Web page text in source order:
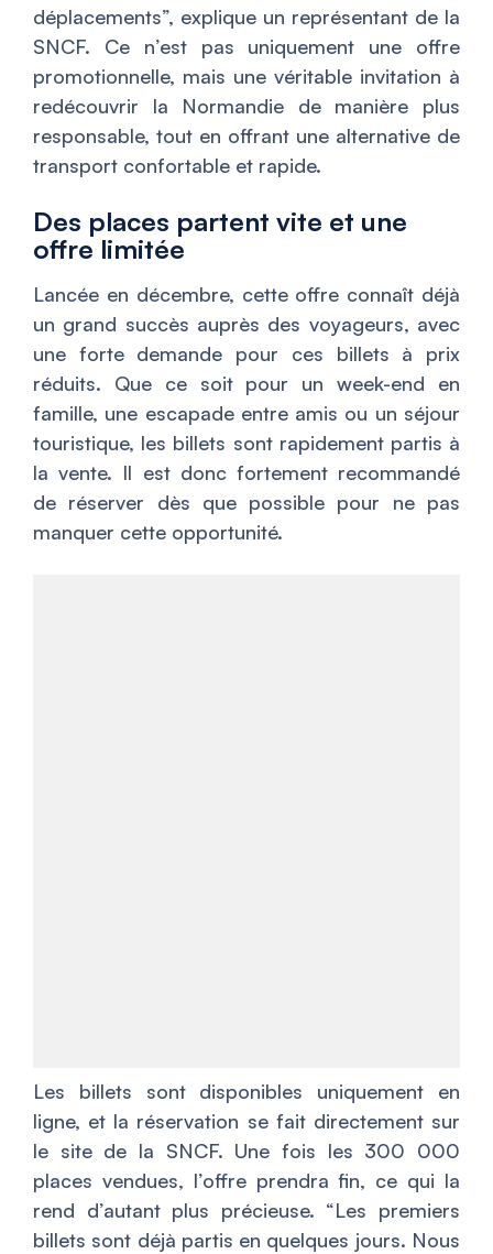
déplacements”, explique un représentant de la
SNCF. Ce n’est pas uniquement une offre
promotionnelle, mais une véritable invitation à
redécouvrir la Normandie de manière plus
responsable, tout en offrant une alternative de
transport confortable et rapide.
Des places partent vite et une
offre limitée
Lancée en décembre, cette offre connaît déjà
un grand succès auprès des voyageurs, avec
une forte demande pour ces billets à prix
réduits. Que ce soit pour un week-end en
famille, une escapade entre amis ou un séjour
touristique, les billets sont rapidement partis à
la vente. Il est donc fortement recommandé
de réserver dès que possible pour ne pas
manquer cette opportunité.
Les billets sont disponibles uniquement en
ligne, et la réservation se fait directement sur
le site de la SNCF. Une fois les 300 000
places vendues, l’offre prendra fin, ce qui la
rend d’autant plus précieuse. “Les premiers
billets sont déjà partis en quelques jours. Nous